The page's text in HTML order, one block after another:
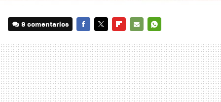
9 comentarios
MAIL